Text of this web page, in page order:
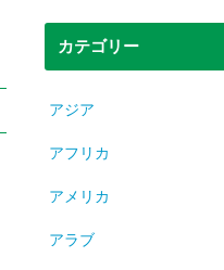
カテゴリー
アジア
アフリカ
アメリカ
アラブ